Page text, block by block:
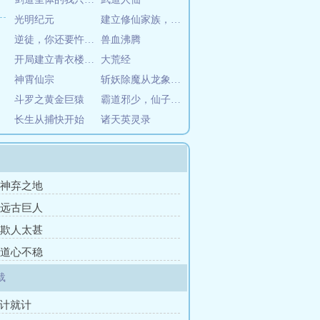
光明纪元
建立修仙家族，从坊市开始
逆徒，你还要忤逆为师多少次？
兽血沸腾
开局建立青衣楼，幕后我为尊
大荒经
神霄仙宗
斩妖除魔从龙象般若功开始
斗罗之黄金巨猿
霸道邪少，仙子请自重
长生从捕快开始
诸天英灵录
弃之地
古巨人
人太甚
心不稳
就计